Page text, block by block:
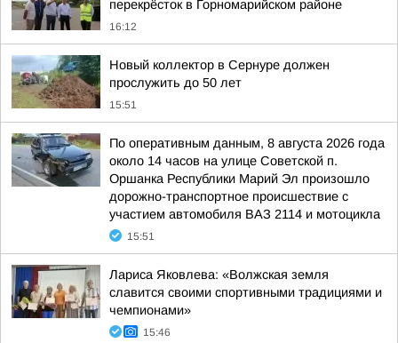
перекрёсток в Горномарийском районе
16:12
Новый коллектор в Сернуре должен
прослужить до 50 лет
15:51
По оперативным данным, 8 августа 2026 года
около 14 часов на улице Советской п.
Оршанка Республики Марий Эл произошло
дорожно-транспортное происшествие с
участием автомобиля ВАЗ 2114 и мотоцикла
15:51
Лариса Яковлева: «Волжская земля
славится своими спортивными традициями и
чемпионами»
15:46